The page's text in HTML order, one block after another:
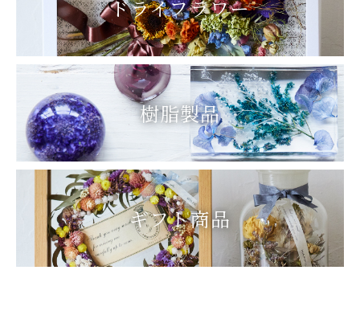
ドライフラワー
樹脂製品
ギフト商品